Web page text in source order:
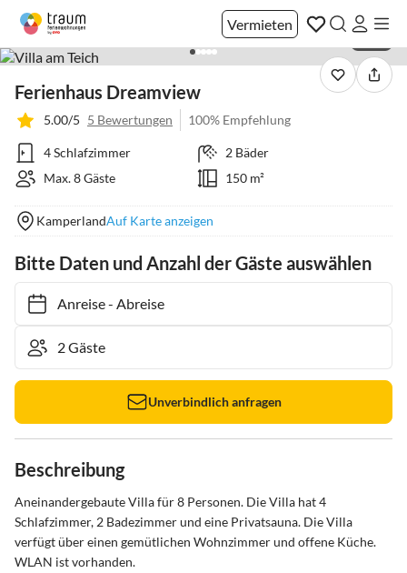
Vermieten
Ferienhaus Dreamview
5.00/5 5 Bewertungen 100% Empfehlung
4 Schlafzimmer
2 Bäder
Max. 8 Gäste
150 m²
KamperlandAuf Karte anzeigen
Bitte Daten und Anzahl der Gäste auswählen
Anreise- Abreise
Unverbindlich anfragen
Beschreibung
Aneinandergebaute Villa für 8 Personen. Die Villa hat 4
Schlafzimmer, 2 Badezimmer und eine Privatsauna. Die Villa
verfügt über einen gemütlichen Wohnzimmer und offene Küche.
WLAN ist vorhanden.